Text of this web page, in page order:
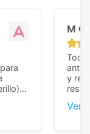
y
M C
Todo
y
Ver